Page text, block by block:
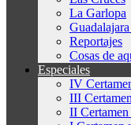
La Garlopa
Reportajes
Cosas de
Especiales
IV
III
II